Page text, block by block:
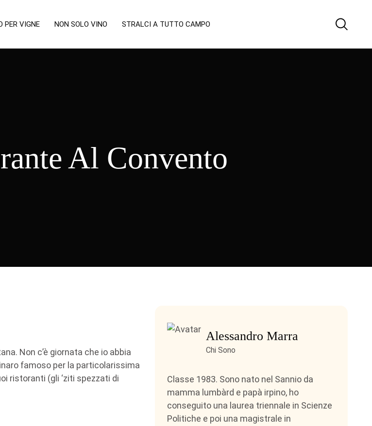
PER VIGNE NON SOLO VINO STRALCI A TUTTO CAMPO
Al Convento
Non c’è giornata che io abbia
famoso per la particolarissima
ristoranti (gli ‘ziti spezzati di
Alessandro Marra
Chi Sono
Classe 1983. Sono nato nel Sannio da
mamma lumbàrd e papà irpino, ho
conseguito una laurea triennale in Scienze
Politiche e poi una magistrale in